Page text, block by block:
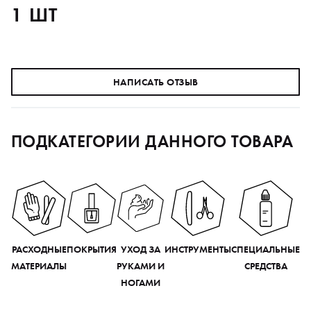
1 ШТ
НАПИСАТЬ ОТЗЫВ
ПОДКАТЕГОРИИ ДАННОГО ТОВАРА
РАСХОДНЫЕ
МАТЕРИАЛЫ
ПОКРЫТИЯ УХОД ЗА
РУКАМИ И
НОГАМИ
ИНСТРУМЕНТЫСПЕЦИАЛЬНЫЕ
СРЕДСТВА